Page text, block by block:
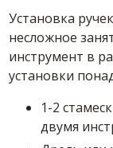
Установка
несложное
инструмент в
установки
1-2
двумя